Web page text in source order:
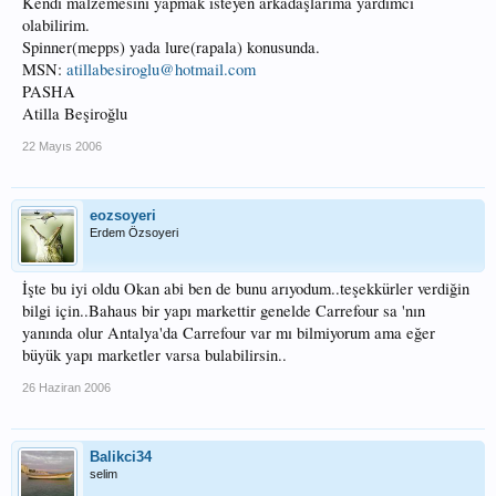
olabilirim.
Spinner(mepps) yada lure(rapala) konusunda.
MSN: atillabesiroglu@hotmail.com
PASHA
Atilla Beşiroğlu
22 Mayıs 2006
eozsoyeri
Erdem Özsoyeri
İşte bu iyi oldu Okan abi ben de bunu arıyodum..teşekkürler verdiğin
bilgi için..Bahaus bir yapı markettir genelde Carrefour sa 'nın
yanında olur Antalya'da Carrefour var mı bilmiyorum ama eğer
büyük yapı marketler varsa bulabilirsin..
26 Haziran 2006
Balikci34
selim